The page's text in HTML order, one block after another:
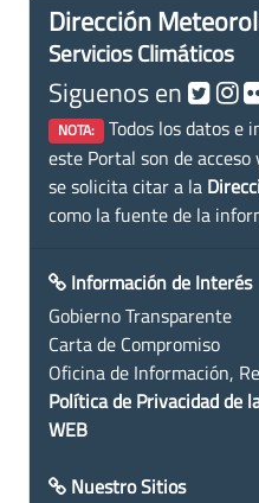
Dirección
Servicios Climáticos
Siguenos en
NOTA: Todos los datos e
este Portal son de
se solicita citar a la
como la fuente de la
Información de Interés
Gobierno Transparente
Carta de Compromiso
Oficina de Información,
Política de Privacidad de
WEB
Nuestro Sitios